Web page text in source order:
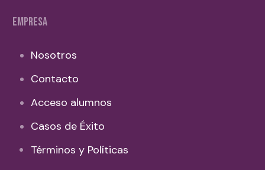
EMPRESA
Nosotros
Contacto
Acceso alumnos
Casos de Éxito
Términos y Políticas